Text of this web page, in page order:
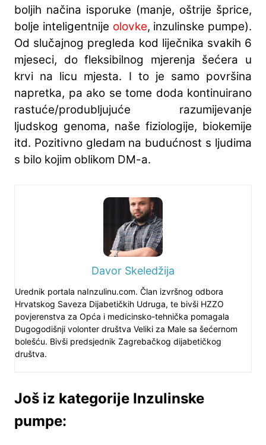
boljih načina isporuke (manje, oštrije šprice,
bolje inteligentnije olovke, inzulinske pumpe).
Od slučajnog pregleda kod liječnika svakih 6
mjeseci, do fleksibilnog mjerenja šećera u
krvi na licu mjesta. I to je samo površina
napretka, pa ako se tome doda kontinuirano
rastuće/produbljujuće razumijevanje
ljudskog genoma, naše fiziologije, biokemije
itd. Pozitivno gledam na budućnost s ljudima
s bilo kojim oblikom DM-a.
Davor Skeledžija
Urednik portala naInzulinu.com. Član izvršnog odbora
Hrvatskog Saveza Dijabetičkih Udruga, te bivši HZZO
povjerenstva za Opća i medicinsko-tehnička pomagala
Dugogodišnji volonter društva Veliki za Male sa šećernom
bolešću. Bivši predsjednik Zagrebačkog dijabetičkog
društva.
Još iz kategorije Inzulinske
pumpe: